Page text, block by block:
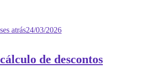
atrás24/03/2026
de descontos